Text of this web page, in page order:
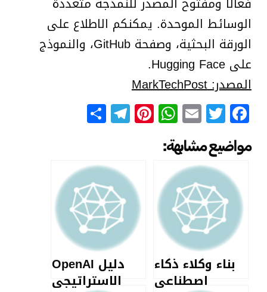
الوسائط الموحدة. يمكنكم الاطلاع على
الورقة البحثية، وصفحة GitHub، والنموذج
على Hugging Face.
المصدر: MarkTechPost
Facebook
Twitter
Email
WhatsApp
Pinterest
Telegram
مواضيع مشابهة:
بناء وكلاء ذكاء
اصطناعي
دليل OpenAI
الاستراتيجي